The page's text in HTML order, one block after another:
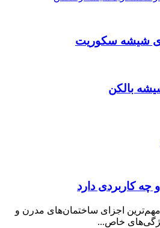
شیشه سکوریت
بالکن
کاربردی دارد
اجزای ساختمان‌های مدرن و
خاص...